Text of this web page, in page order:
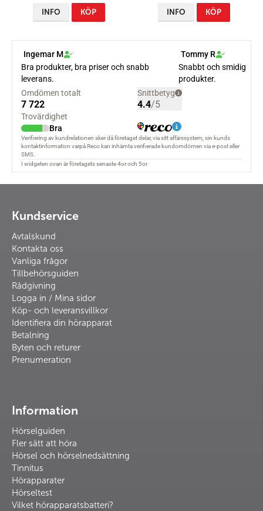
INFO KÖP INFO KÖP
Kundservice
Avtalskund
Kontakta oss
Vanliga frågor
Tillbehörsguiden
Rådgivning
Logga in / Mina sidor
Köp- och leveransvillkor
Identifiera din hörapparat
Betalning
Byten och returer
Prenumeration
Information
Hörselguiden
Fler sätt att höra
Hörsel och hörselnedsättning
Tinnitus
Hörapparater
Hörseltest
Vilket hörapparatsbatteri?